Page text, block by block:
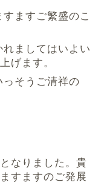
ますご繁盛のこ
ましてはいよい
げます。
そうご清祥の
なりました。貴
すますのご発展